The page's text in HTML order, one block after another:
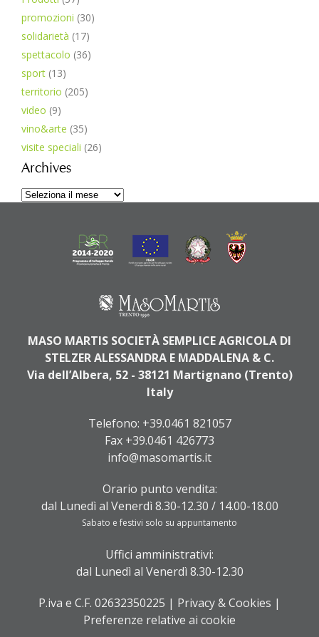
promozioni (30)
solidarietà (17)
spettacolo (36)
sport (13)
territorio (205)
video (9)
vino&arte (35)
visite speciali (26)
Archives
Archives
MASO MARTIS SOCIETÀ SEMPLICE AGRICOLA DI
STELZER ALESSANDRA E MADDALENA & C.
Via dell’Albera, 52 - 38121 Martignano (Trento)
Italy
Telefono: +39.0461 821057
Fax +39.0461 426773
info@masomartis.it
Orario punto vendita:
dal Lunedì al Venerdì 8.30-12.30 / 14.00-18.00
Sabato e festivi solo su appuntamento
Uffici amministrativi:
dal Lunedì al Venerdì 8.30-12.30
P.iva e C.F. 02632350225 | Privacy & Cookies |
Preferenze relative ai cookie